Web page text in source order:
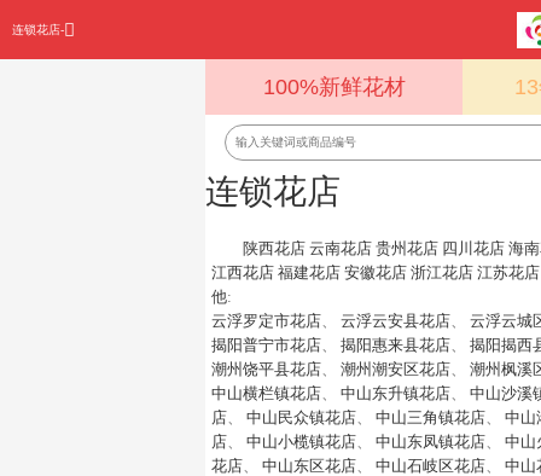
连锁花店-
100%新鲜花材
连锁花店
陕西花店 云南花店 贵州花店 四川花店 海
江西花店 福建花店 安徽花店 浙江花店 江苏花店
他:
云浮罗定市花店、 云浮云安县花店、 云浮云城
揭阳普宁市花店、 揭阳惠来县花店、 揭阳揭西
潮州饶平县花店、 潮州潮安区花店、 潮州枫溪
中山横栏镇花店、 中山东升镇花店、 中山沙溪
店、 中山民众镇花店、 中山三角镇花店、 中山
店、 中山小榄镇花店、 中山东凤镇花店、 中山
花店、 中山东区花店、 中山石岐区花店、 中山